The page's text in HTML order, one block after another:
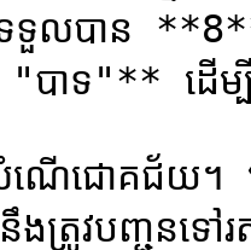
ទទួលបាន
បាទ"** ដើម្បី
ណើជោគជ័យ។
នឹងត្រូវបញ្ជូនទ